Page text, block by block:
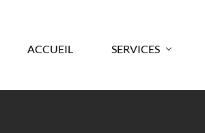
ACCUEIL SERVICES